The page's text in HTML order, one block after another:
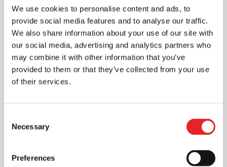
We use cookies to personalise content and ads, to
provide social media features and to analyse our traffic.
We also share information about your use of our site with
our social media, advertising and analytics partners who
may combine it with other information that you’ve
provided to them or that they’ve collected from your use
of their services.
Selection
Necessary
Preferences
Rinkodara
Skaitmeninė rinkodara - vienas iš
veiksmingų būdų pristatyti reklamuojama
produkciją, kuri pasiekia vartotojus. Ji
dažnu atveju gali būti pigesnė...